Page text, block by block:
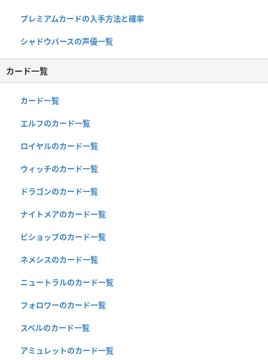
プレミアムカードの入手方法と確率
シャドウバースの声優一覧
カード一覧
カード一覧
エルフのカード一覧
ロイヤルのカード一覧
ウィッチのカード一覧
ドラゴンのカード一覧
ナイトメアのカード一覧
ビショップのカード一覧
ネメシスのカード一覧
ニュートラルのカード一覧
フォロワーのカード一覧
スペルのカード一覧
アミュレットのカード一覧